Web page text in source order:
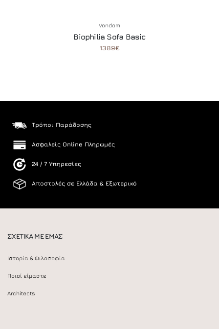
Vondom
Biophilia Sofa Basic
1389€
Τρόποι Παράδοσης
Ασφαλείς Online Πληρωμές
24 / 7 Υπηρεσίες
Αποστολές σε Ελλάδα & Εξωτερικό
ΣΧΕΤΙΚΑ ΜΕ ΕΜΑΣ
Ιστορία & Φιλοσοφία
Ποιοί είμαστε
Architects